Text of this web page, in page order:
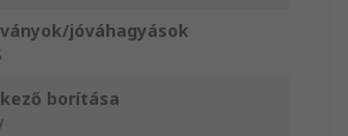
jóváhagyások
borítása